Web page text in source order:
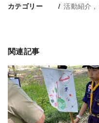
カテゴリー 活動紹介
関連記事